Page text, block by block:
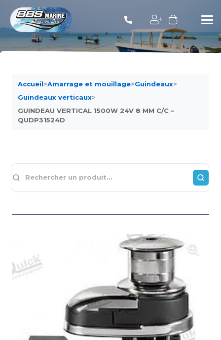
Accueil>Amarrage et mouillage>Guindeaux>
Guindeaux verticaux>
GUINDEAU VERTICAL 1500W 24V 8 MM C/C –
QUDP31524D